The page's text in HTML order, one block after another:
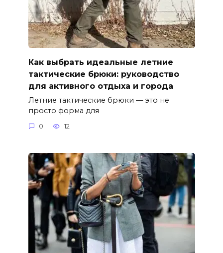
Как выбрать идеальные летние
тактические брюки: руководство
для активного отдыха и города
Летние тактические брюки — это не
просто форма для
0 12